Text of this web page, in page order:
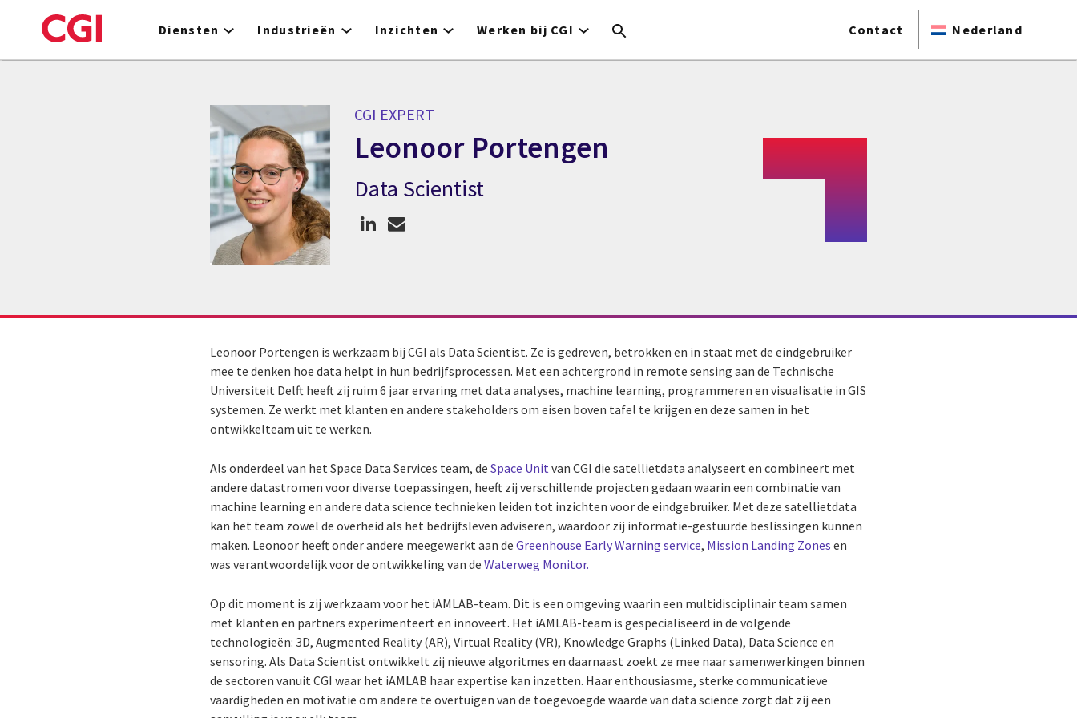
to
Diensten Industrieën Inzichten Werken bij CGI Contact Nederland
CGI EXPERT
Leonoor Portengen
CGI expert Leonoor Portengen
Data Scientist
Leonoor Portengen is werkzaam bij CGI als Data Scientist. Ze is gedreven, betrokken en in staat met de eindgebruiker
mee te denken hoe data helpt in hun bedrijfsprocessen. Met een achtergrond in remote sensing aan de Technische
Universiteit Delft heeft zij ruim 6 jaar ervaring met data analyses, machine learning, programmeren en visualisatie in GIS
systemen. Ze werkt met klanten en andere stakeholders om eisen boven tafel te krijgen en deze samen in het
ontwikkelteam uit te werken.
Als onderdeel van het Space Data Services team, deSpace Unit van CGI die satellietdata analyseert en combineert met
andere datastromen voor diverse toepassingen, heeft zij verschillende projecten gedaan waarin een combinatie van
machine learning en andere data science technieken leiden tot inzichten voor de eindgebruiker. Met deze satellietdata
kan het team zowel de overheid als het bedrijfsleven adviseren, waardoor zij informatie-gestuurde beslissingen kunnen
maken. Leonoor heeft onder andere meegewerkt aan deGreenhouse Early Warning service, Mission Landing Zones en
was verantwoordelijk voor de ontwikkeling van deWaterweg Monitor.
Op dit moment is zij werkzaam voor het iAMLAB-team. Dit is een omgeving waarin een multidisciplinair team samen
met klanten en partners experimenteert en innoveert. Het iAMLAB-team is gespecialiseerd in de volgende
technologieën: 3D, Augmented Reality (AR), Virtual Reality (VR), Knowledge Graphs (Linked Data), Data Science en
sensoring. Als Data Scientist ontwikkelt zij nieuwe algoritmes en daarnaast zoekt ze mee naar samenwerkingen binnen
de sectoren vanuit CGI waar het iAMLAB haar expertise kan inzetten. Haar enthousiasme, sterke communicatieve
vaardigheden en motivatie om andere te overtuigen van de toegevoegde waarde van data science zorgt dat zij een